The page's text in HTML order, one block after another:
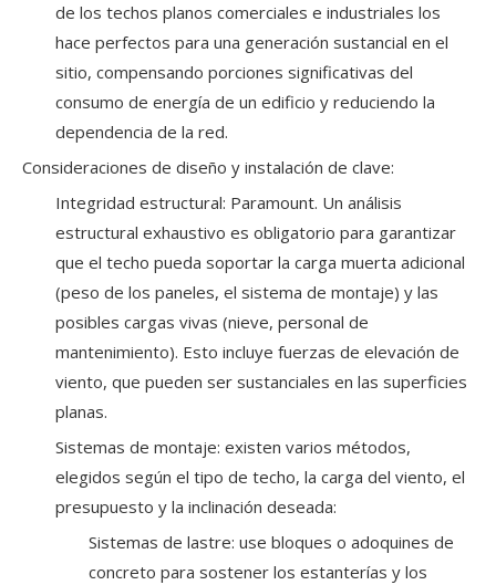
de los techos planos comerciales e industriales los
hace perfectos para una generación sustancial en el
sitio, compensando porciones significativas del
consumo de energía de un edificio y reduciendo la
dependencia de la red.
Consideraciones de diseño y instalación de clave:
Integridad estructural: Paramount. Un análisis
estructural exhaustivo es obligatorio para garantizar
que el techo pueda soportar la carga muerta adicional
(peso de los paneles, el sistema de montaje) y las
posibles cargas vivas (nieve, personal de
mantenimiento). Esto incluye fuerzas de elevación de
viento, que pueden ser sustanciales en las superficies
planas.
Sistemas de montaje: existen varios métodos,
elegidos según el tipo de techo, la carga del viento, el
presupuesto y la inclinación deseada:
Sistemas de lastre: use bloques o adoquines de
concreto para sostener los estanterías y los